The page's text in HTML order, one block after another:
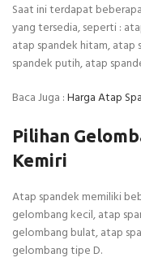
Saat ini terdapat
yang tersedia, seperti :
atap spandek hitam, atap
spandek putih, atap
Baca Juga :Harga Atap
Pilihan
Kemiri
Atap spandek memiliki
gelombang kecil, atap
gelombang bulat, atap
gelombang tipe D.